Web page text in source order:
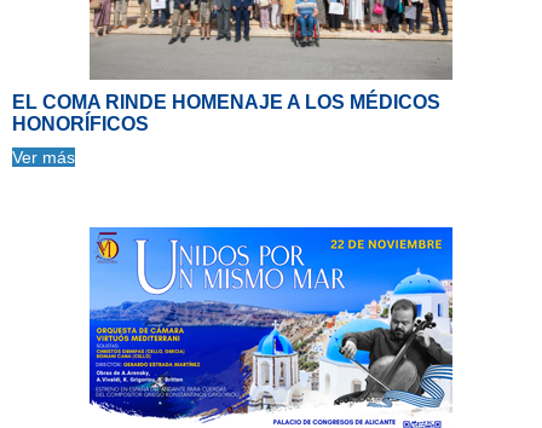
EL COMA RINDE HOMENAJE A LOS MÉDICOS
HONORÍFICOS
Ver más